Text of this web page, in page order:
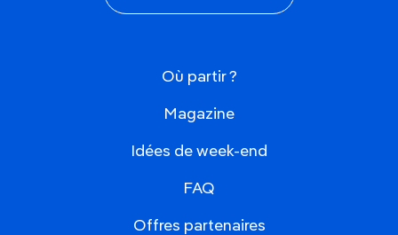
Où partir ?
Magazine
Idées de week-end
FAQ
Offres partenaires